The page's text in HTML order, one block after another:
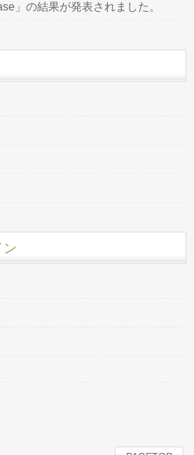
」の結果が発表されました。
ン